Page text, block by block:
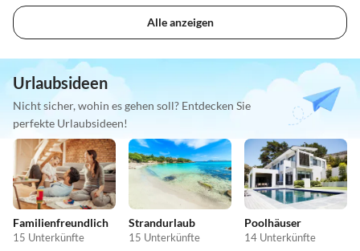
Alle anzeigen
Urlaubsideen
Nicht sicher, wohin es gehen soll? Entdecken Sie
perfekte Urlaubsideen!
Familienfreundlich
15 Unterkünfte
Strandurlaub
15 Unterkünfte
Poolhäuser
14 Unterkünfte